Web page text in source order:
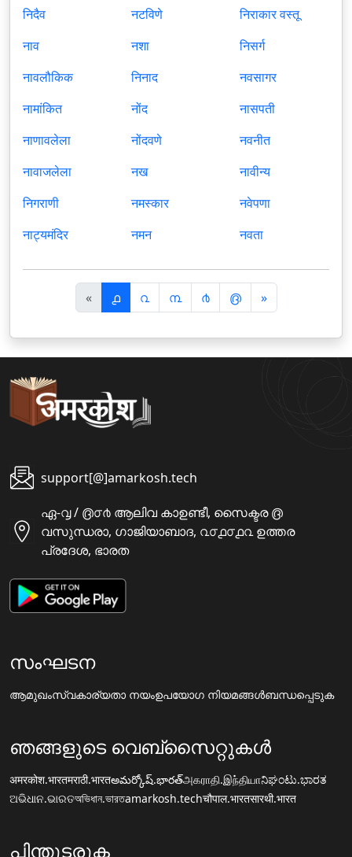
निदैव
नाव
नावलौकिक
नामांकित
नाणावलेला
नावाजलेला
निगराणी
नाट्यमंदिर
नटविणे
नशा
निनाद
नोंद
नोंदवणे
नख
नमस्कार
नमन
निराकार वस्तू
निसर्ग
नवसागर
नासपती
नवनीत
नावीन्य
नवेपणा
नवता
«पि
छ
ला
൧ ൨ ൩ ൪ ൫ »अ
ग
ला
support[@]amarkosh.tech
ഏ-൮ / ൫൦൪ ആലിവ കാഉണ്ടീ, സൈക്ടര ൫
വസുന്ധരാ, ഗാജിയാബാദ, ൨൦൧൦൧൨ ഉത്തര
പ്രദേശ, ഭാരത
സംഘടന
ആമുഖംസ്വകാര്യതാ നയംഉപയോഗ നിയമങ്ങൾബന്ധപ്പെടുക
ഞങ്ങളുടെ വെബ്സൈറ്റുകൾ
अमरकोश.भारतमराठी.भारतఅమర్కోష్.భారత్அகராதி.இந்தியாನಿಘಂಟು.ಭಾರತ
ଅଭିଧାନ.ଭାରତঅভিধান.ভারতamarkosh.techचौपाल.भारतसारथी.भारत
പിന്തുടരുക